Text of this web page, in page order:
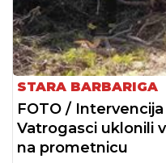
STARA BARBARIGA
FOTO /
Vatrogasci uklonili
na prometnicu